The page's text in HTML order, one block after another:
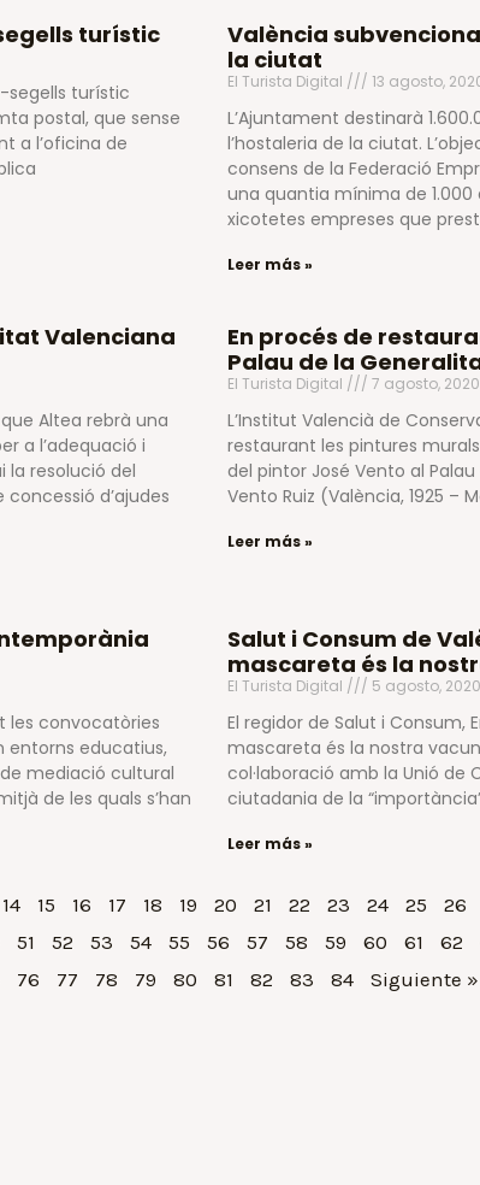
turístic
segells turístic
postal, que sense
a l’oficina de
València
la ciutat
El Turista Digital 13 agosto,
L’Ajuntament destinarà
l’hostaleria de la ciutat.
consens de la Federació
una quantia mínima de 1.000
xicotetes empreses que
Leer más »
Valenciana
Altea rebrà una
a l’adequació i
la resolució del
d’ajudes
En procés de
Palau de la
El Turista Digital 7 agosto, 2020
L’Institut Valencià de
restaurant les pintures
del pintor José Vento al Palau
Vento Ruiz (València, 1925 –
Leer más »
les convocatòries
entorns educatius,
de mediació cultural
de les quals s’han
Salut i Consum de
mascareta és la
El Turista Digital 5 agosto, 2020
El regidor de Salut i Consum,
mascareta és la nostra
col·laboració amb la Unió de
ciutadania de la
Leer más »
14 15 16 17 18 19 20 21 22 23 24 25 26
51 52 53 54 55 56 57 58 59 60 61 62
76 77 78 79 80 81 82 83 84 Siguiente »